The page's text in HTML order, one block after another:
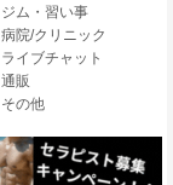
ジム・習い事
病院/クリニック
ライブチャット
通販
その他